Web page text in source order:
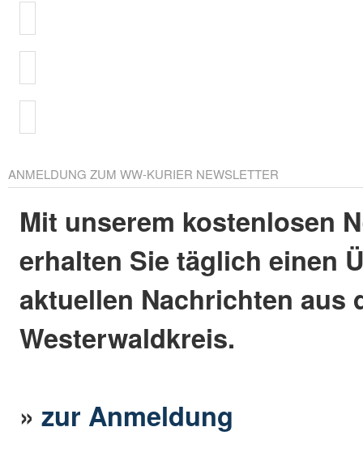
ANMELDUNG ZUM WW-KURIER NEWSLETTER
Mit unserem kostenlosen
erhalten Sie täglich einen
aktuellen Nachrichten aus
Westerwaldkreis.
»zur Anmeldung